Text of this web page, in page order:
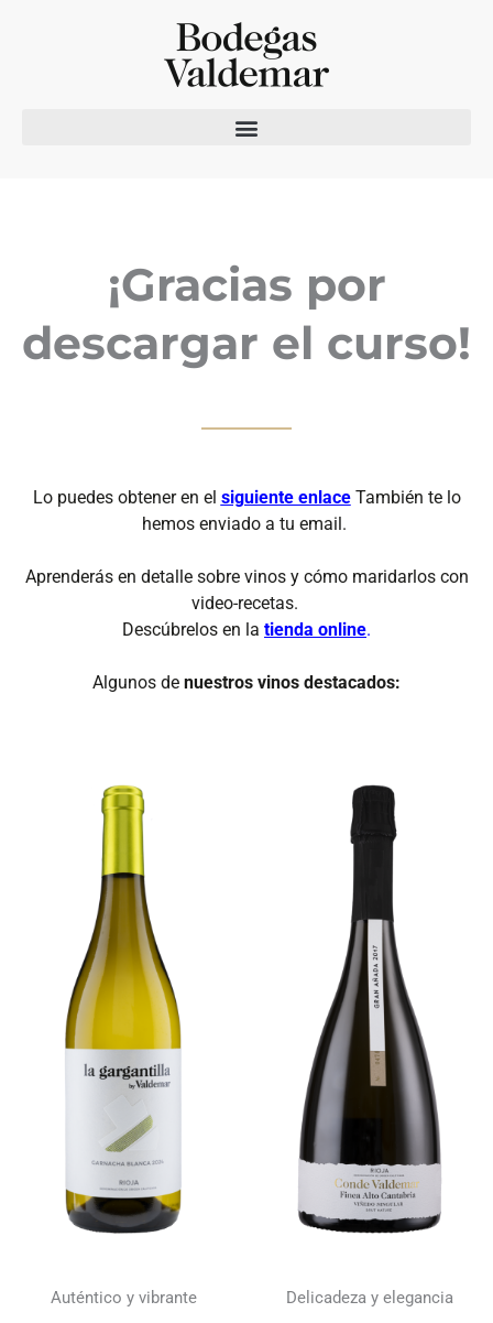
¡Gracias por
descargar el curso!
Lo puedes obtener en el siguiente enlaceTambién te lo
hemos enviado a tu email.
Aprenderás en detalle sobre vinos y cómo maridarlos con
video-recetas.
Descúbrelos en la tienda online.
Algunos de nuestros vinos destacados:
Auténtico y vibrante Delicadeza y elegancia